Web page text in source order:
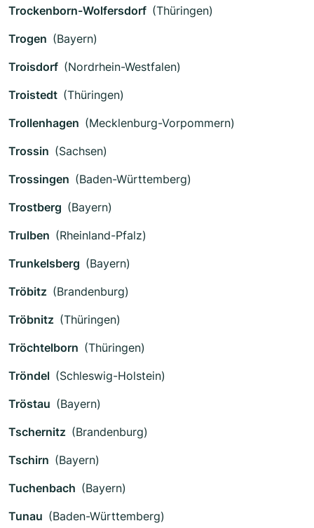
Trockenborn-Wolfersdorf (Thüringen)
Trogen (Bayern)
Troisdorf (Nordrhein-Westfalen)
Troistedt (Thüringen)
Trollenhagen (Mecklenburg-Vorpommern)
Trossin (Sachsen)
Trossingen (Baden-Württemberg)
Trostberg (Bayern)
Trulben (Rheinland-Pfalz)
Trunkelsberg (Bayern)
Tröbitz (Brandenburg)
Tröbnitz (Thüringen)
Tröchtelborn (Thüringen)
Tröndel (Schleswig-Holstein)
Tröstau (Bayern)
Tschernitz (Brandenburg)
Tschirn (Bayern)
Tuchenbach (Bayern)
Tunau (Baden-Württemberg)